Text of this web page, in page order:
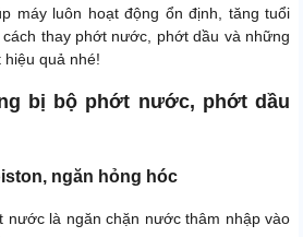
máy luôn hoạt động ổn định, tăng tuổi
thay phớt nước, phớt dầu và những
quả nhé!
bị bộ phớt nước, phớt dầu
ngăn hỏng hóc
nước là ngăn chặn nước thâm nhập vào